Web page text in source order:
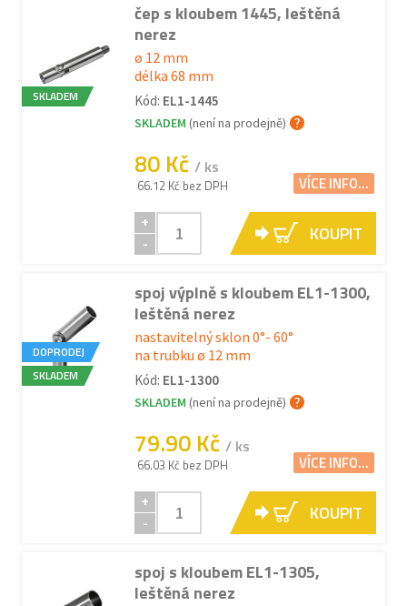
SKLADEM
čep s kloubem 1445, leštěná
nerez
ø 12 mm
délka 68 mm
Kód: EL1-1445
SKLADEM (není na prodejně)
80 Kč / ks
66.12 Kč bez DPH VÍCE INFO...
+
-
KOUPIT
DOPRODEJ
SKLADEM
spoj výplně s kloubem EL1-1300,
leštěná nerez
nastavitelný sklon 0°- 60°
na trubku ø 12 mm
Kód: EL1-1300
SKLADEM (není na prodejně)
79.90 Kč / ks
66.03 Kč bez DPH VÍCE INFO...
+
-
KOUPIT
spoj s kloubem EL1-1305,
leštěná nerez